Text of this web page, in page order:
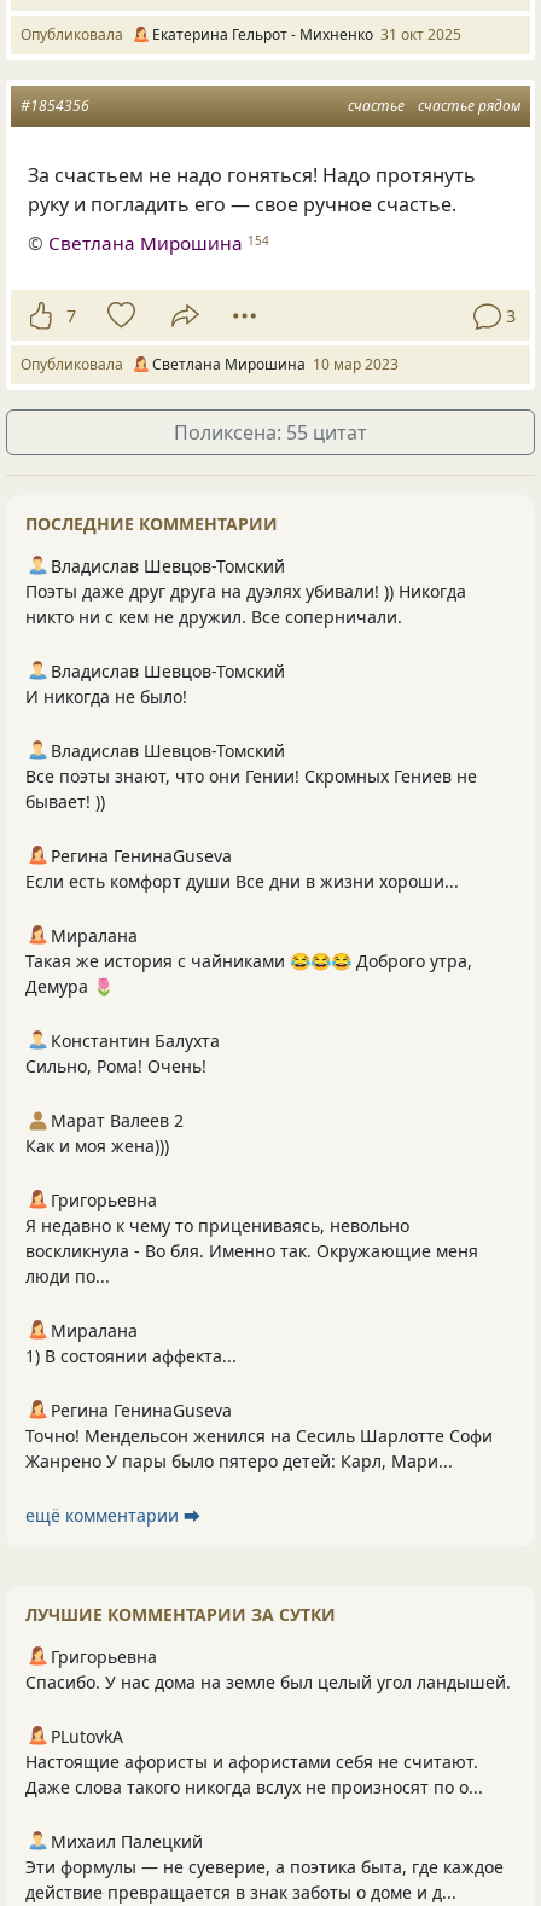
Опубликовала Екатерина Гельрот - Михненко 31 окт 2025
счастье счастье рядом
#1854356
За счастьем не надо гоняться! Надо протянуть
руку и погладить его — свое ручное счастье.
© Светлана Мирошина 154
7 3
Опубликовала Светлана Мирошина 10 мар 2023
Поликсена: 55 цитат
ПОСЛЕДНИЕ КОММЕНТАРИИ
Владислав Шевцов-Томский
Поэты даже друг друга на дуэлях убивали! )) Никогда
никто ни с кем не дружил. Все соперничали.
Владислав Шевцов-Томский
И никогда не было!
Владислав Шевцов-Томский
Все поэты знают, что они Гении! Скромных Гениев не
бывает! ))
Регина ГенинаGuseva
Если есть комфорт души Все дни в жизни хороши...
Миралана
Такая же история с чайниками 😂😂😂 Доброго утра,
Демура 🌷
Константин Балухта
Сильно, Рома! Очень!
Марат Валеев 2
Как и моя жена)))
Григорьевна
Я недавно к чему то прицениваясь, невольно
воскликнула - Во бля. Именно так. Окружающие меня
люди по...
Миралана
1) В состоянии аффекта...
Регина ГенинаGuseva
Точно! Мендельсон женился на Сесиль Шарлотте Софи
Жанрено У пары было пятеро детей: Карл, Мари...
ещё комментарии ⮕
ЛУЧШИЕ КОММЕНТАРИИ ЗА СУТКИ
Григорьевна
Спасибо. У нас дома на земле был целый угол ландышей.
PLutоvkА
Настоящие афористы и афористами себя не считают.
Даже слова такого никогда вслух не произносят по о...
Михаил Палецкий
Эти формулы — не суеверие, а поэтика быта, где каждое
действие превращается в знак заботы о доме и д...